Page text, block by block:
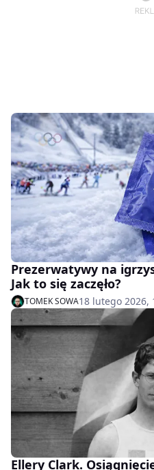
Prezerwatywy na
Jak to się zaczęło?
TOMEK SOWA18 lutego 2026,
Ellery Clark.